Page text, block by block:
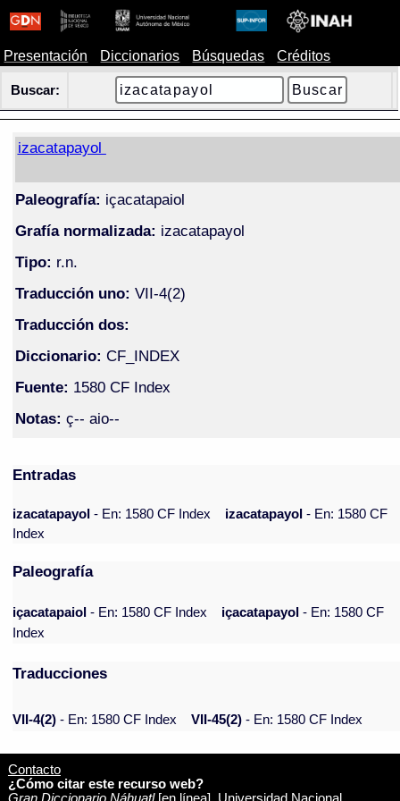
Presentación Diccionarios Búsquedas Créditos
Buscar:
izacatapayol
Paleografía: içacatapaiol
Grafía normalizada: izacatapayol
Tipo: r.n.
Traducción uno: VII-4(2)
Traducción dos:
Diccionario: CF_INDEX
Fuente: 1580 CF Index
Notas: ç-- aio--
Entradas
izacatapayol- En: 1580 CF Index izacatapayol- En: 1580 CF
Index
Paleografía
içacatapaiol - En: 1580 CF Index içacatapayol - En: 1580 CF
Index
Traducciones
VII-4(2) - En: 1580 CF Index VII-45(2) - En: 1580 CF Index
Contacto
¿Cómo citar este recurso web?
Gran Diccionario Náhuatl[en línea]. Universidad Nacional